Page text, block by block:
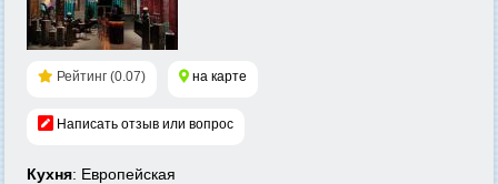
Рейтинг (0.07) на карте
Написать отзыв или вопрос
Кухня: Европейская